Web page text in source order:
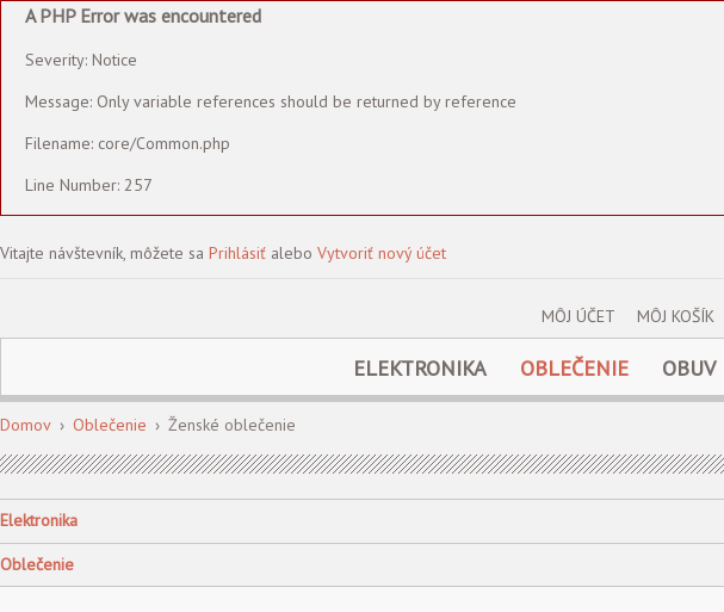
A PHP Error was encountered
Severity: Notice
Message: Only variable references should be returned by reference
Filename: core/Common.php
Line Number: 257
Vitajte návštevník, môžete sa Prihlásiť alebo Vytvoriť nový účet
MÔJ ÚČET MÔJ KOŠÍK
ELEKTRONIKA OBLEČENIE OBUV
Domov › Oblečenie › Ženské oblečenie
Elektronika
Oblečenie